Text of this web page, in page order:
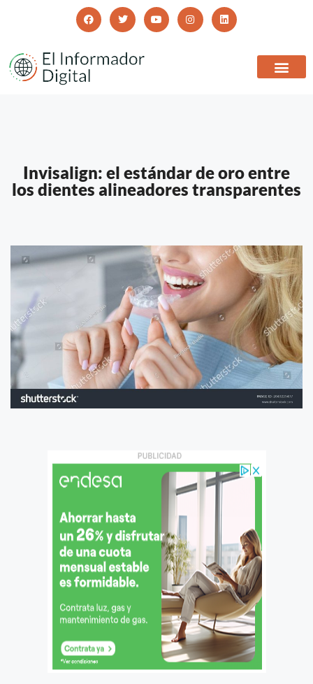
Invisalign: el estándar de oro entre
los dientes alineadores transparentes